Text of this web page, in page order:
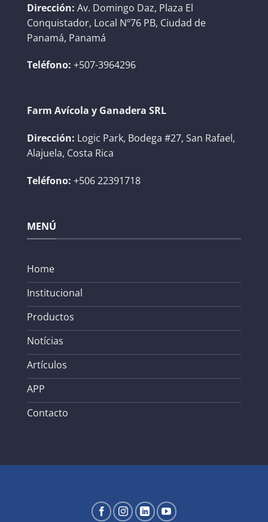
Dirección: Av. Domingo Daz, Plaza El
Conquistador, Local Nº76 PB, Ciudad de
Panamá, Panamá
Teléfono: +507-3964296
Farm Avícola y Ganadera SRL
Dirección: Logic Park, Bodega #27, San Rafael,
Alajuela, Costa Rica
Teléfono: +506 22391718
MENÚ
Home
Institucional
Productos
Notícias
Artículos
APP
Contacto